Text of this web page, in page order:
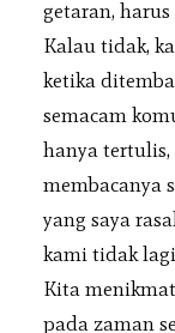
getaran,
Kalau tidak,
ketika
semacam
hanya
membacanya
yang saya
kami tidak
Kita
pada zaman